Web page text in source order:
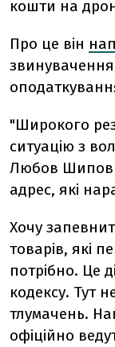
кошти на
Про це він
"Широкого
ситуацію з
Любов
адрес, які
Хочу
товарів, які
потрібно. Це
кодексу. Тут
тлумачень.
офіційно